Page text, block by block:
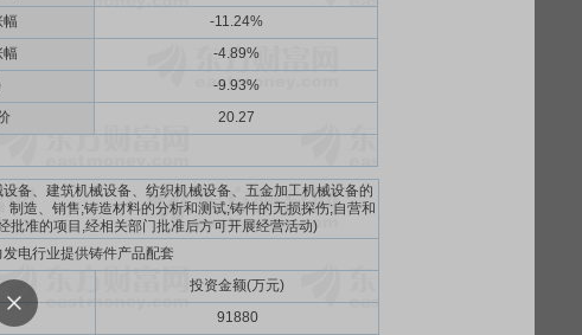
幅
-11.24%
幅
-4.89%
-9.93%
20.27
备、建筑机械设备、纺织机械设备、五金加工机械设备的
造、销售;铸造材料的分析和测试;铸件的无损探伤;自营和
批准的项目,经相关部门批准后方可开展经营活动)
电行业提供铸件产品配套
投资金额(万元)
91880